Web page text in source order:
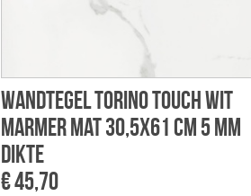
Wandtegel Torino touch wit
marmer mat 30,5x61 cm 5 mm
dikte
€ 45,70